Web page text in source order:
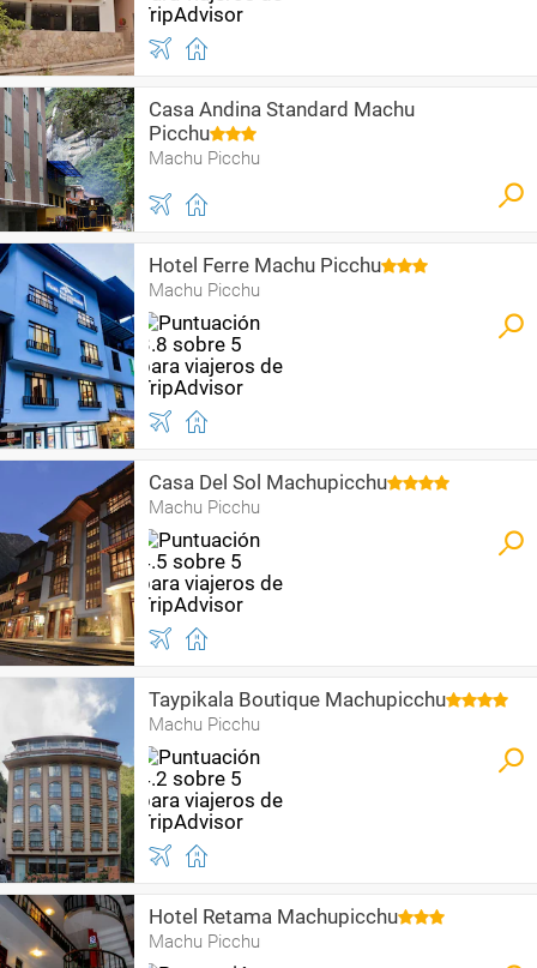
Casa Andina Standard Machu
Picchu
Machu Picchu
Hotel Ferre Machu Picchu
Machu Picchu
Casa Del Sol Machupicchu
Machu Picchu
Taypikala Boutique Machupicchu
Machu Picchu
Hotel Retama Machupicchu
Machu Picchu